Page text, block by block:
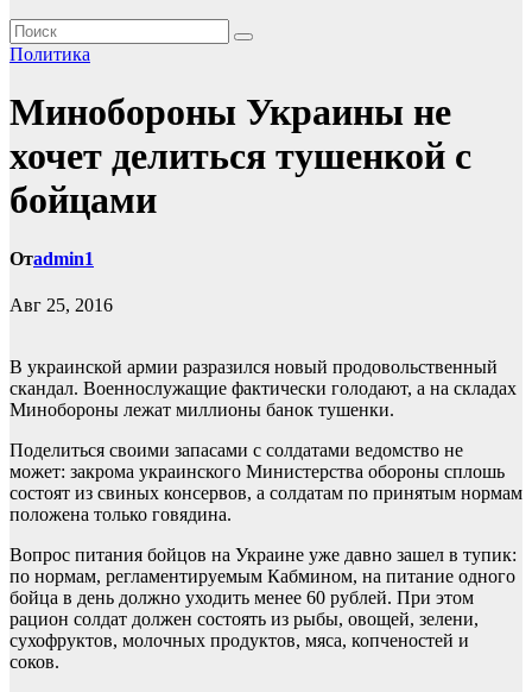
Политика
Минобороны Украины не
хочет делиться тушенкой с
бойцами
Отadmin1
Авг 25, 2016
В украинской армии разразился новый продовольственный
скандал. Военнослужащие фактически голодают, а на складах
Минобороны лежат миллионы банок тушенки.
Поделиться своими запасами с солдатами ведомство не
может: закрома украинского Министерства обороны сплошь
состоят из свиных консервов, а солдатам по принятым нормам
положена только говядина.
Вопрос питания бойцов на Украине уже давно зашел в тупик:
по нормам, регламентируемым Кабмином, на питание одного
бойца в день должно уходить менее 60 рублей. При этом
рацион солдат должен состоять из рыбы, овощей, зелени,
сухофруктов, молочных продуктов, мяса, копченостей и
соков.